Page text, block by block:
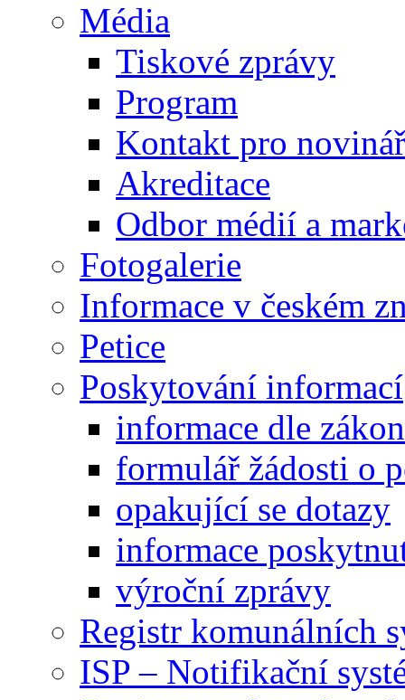
Média
Tiskové zprávy
Program
Kontakt pro
Akreditace
Odbor médií a
Fotogalerie
Informace v českém
Petice
Poskytování informací
informace dle
formulář žádosti o
opakující se dotazy
informace
výroční zprávy
Registr komunálních
ISP – Notifikační